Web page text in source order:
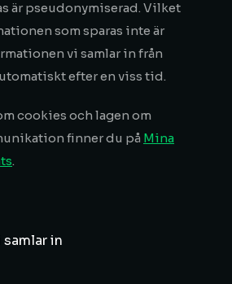
är pseudonymiserad. Vilket
som sparas inte är
vi samlar in från
efter en viss tid.
cookies och lagen om
finner du på Mina
.
in